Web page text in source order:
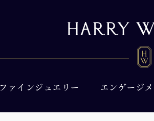
ファインジュエリー エンゲージ